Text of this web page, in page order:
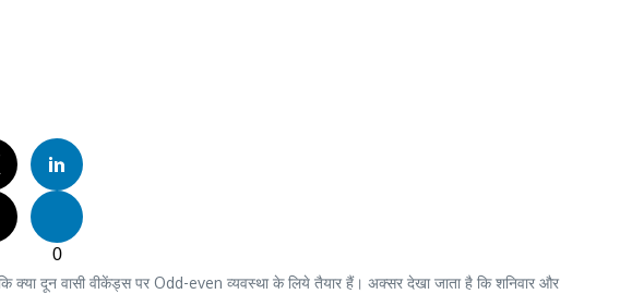
0
दून वासी वीकेंड्स पर Odd-even व्यवस्था के लिये तैयार हैं। अक्सर देखा जाता है कि शनिवार और